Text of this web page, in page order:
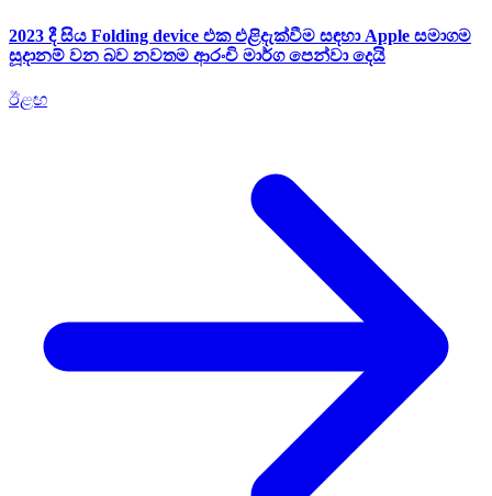
2023 දී සිය Folding device එක එළිදැක්වීම සඳහා Apple සමාගම
සූදානම් වන බව නවතම ආරංචි මාර්ග පෙන්වා දෙයි
ඊළඟ